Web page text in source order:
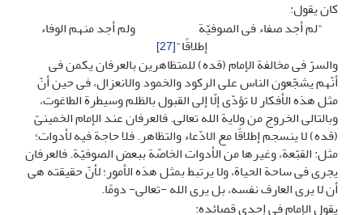
کان یقول:
"لم أجد صفاء فی الصوفیّة ولم أجد منهم الوفاء
إطلاقًا"[27]
والسرّ فی مخالفة الإمام (قده) للمتظاهرین بالعرفان یکمن فی
أنّهم یشجّعون الناس على الرکود والخمود والانعزال، فی حین أنّ
مثل هذه الأفکار لا تؤدّی إلّا إلى القبول بالظلم وسیطرة الطاغوت،
وبالتالی الخروج من ولایة الله تعالى. فالعرفان عند الإمام الخمینیّ
(قده) لا ینسجم إطلاقًا مع الادّعاء والتظاهر. فلا حاجة فیه لأدوات؛
مثل: القبّعة، وغیرها من الأدوات الخاصّة ببعض الصوفیّة. فالعرفان
یجری فی ساحة الحیاة، ولا یرتبط بمثل هذه الأمور؛ لأنّ حقیقته هی
أن لا یرى العارف نفسه، بل یرى الله -تعالى- دومًا.
یقول الإمام فی إحدى قصائده: